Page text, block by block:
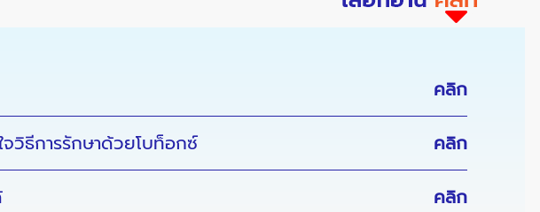
คลิก
จวิธีการรักษาด้วยโบท็อกซ์ คลิก
คลิก